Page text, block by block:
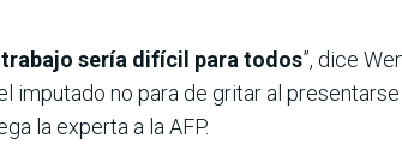
sería difícil para todos”, dice
imputado no para de gritar al
la experta a la AFP.